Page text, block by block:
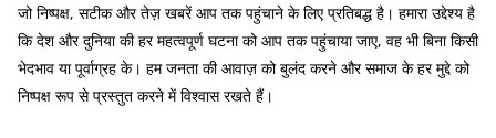
जो निष्पक्ष, सटीक और तेज़ खबरें आप तक पहुंचाने के लिए प्रतिबद्ध है। हमारा उद्देश्य है
कि देश और दुनिया की हर महत्वपूर्ण घटना को आप तक पहुंचाया जाए, वह भी बिना किसी
भेदभाव या पूर्वाग्रह के। हम जनता की आवाज़ को बुलंद करने और समाज के हर मुद्दे को
निष्पक्ष रूप से प्रस्तुत करने में विश्वास रखते हैं।